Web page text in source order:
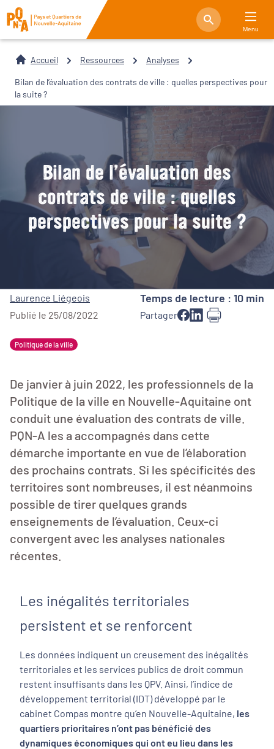
Menu
Accueil Ressources Analyses
Bilan de l’évaluation des contrats de ville : quelles perspectives pour
la suite ?
Bilan de l’évaluation des
contrats de ville : quelles
perspectives pour la suite ?
Laurence Liégeois
Publié le 25/08/2022
Temps de lecture : 10 min
Partager
Politique de la ville
De janvier à juin 2022, les professionnels de la
Politique de la ville en Nouvelle-Aquitaine ont
conduit une évaluation des contrats de ville.
PQN-A les a accompagnés dans cette
démarche importante en vue de l’élaboration
des prochains contrats. Si les spécificités des
territoires sont nombreuses, il est néanmoins
possible de tirer quelques grands
enseignements de l’évaluation. Ceux-ci
convergent avec les analyses nationales
récentes.
Les inégalités territoriales
persistent et se renforcent
Les données indiquent un creusement des inégalités
territoriales et les services publics de droit commun
restent insuffisants dans les QPV. Ainsi, l’indice de
développement territorial (IDT) développé par le
cabinet Compas montre qu’en Nouvelle-Aquitaine, les
quartiers prioritaires n’ont pas bénéficié des
dynamiques économiques qui ont eu lieu dans les